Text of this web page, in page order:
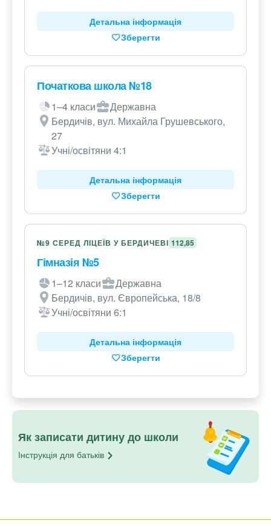
Детальна інформація
Зберегти
Початкова школа №18
1–4 класи
Державна
Бердичів, вул. Михайла Грушевського,
27
Учні/освітяни 4:1
Детальна інформація
Зберегти
№9 СЕРЕД ЛІЦЕЇВ У БЕРДИЧЕВІ 112,85
Гімназія №5
1–12 класи
Державна
Бердичів, вул. Європейська, 18/8
Учні/освітяни 6:1
Детальна інформація
Зберегти
Як записати дитину до школи
Інструкція для батьків